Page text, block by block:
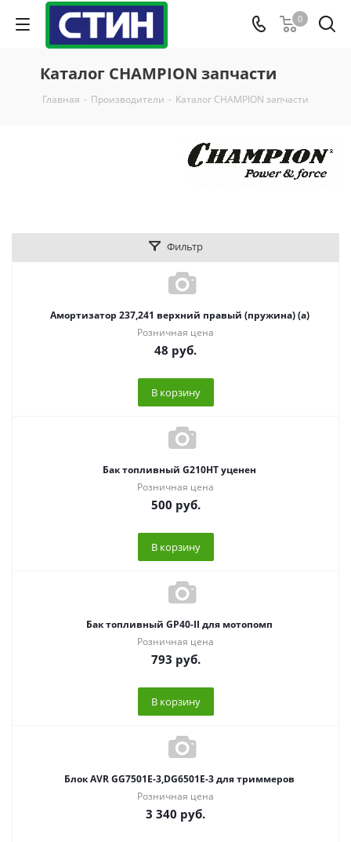
0
Каталог CHAMPION запчасти
Главная - Производители - Каталог CHAMPION запчасти
Фильтр
Амортизатор 237,241 верхний правый (пружина) (a)
Розничная цена
48 руб.
В корзину
Бак топливный G210HT уценен
Розничная цена
500 руб.
В корзину
Бак топливный GP40-II для мотопомп
Розничная цена
793 руб.
В корзину
Блок AVR GG7501E-3,DG6501E-3 для триммеров
Розничная цена
3 340 руб.